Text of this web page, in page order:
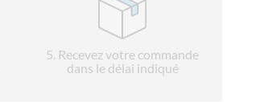
5. Recevez votre commande
dans le délai indiqué